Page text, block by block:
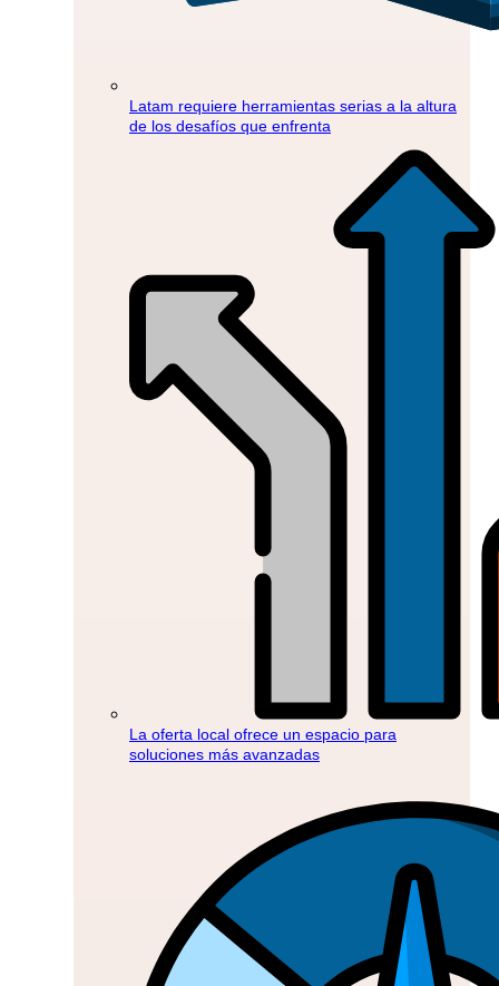
Latam requiere herramientas serias a la altura
de los desafíos que enfrenta
La oferta local ofrece un espacio para
soluciones más avanzadas